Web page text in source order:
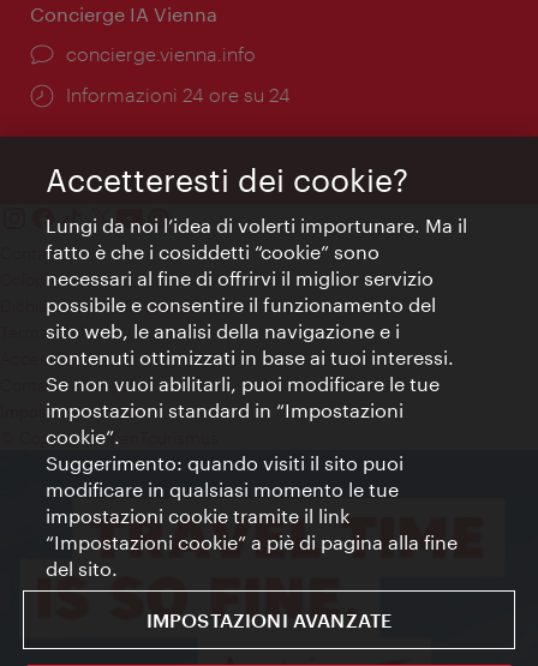
Concierge IA Vienna
Ort:
concierge.vienna.info
Öffnungszeiten:
Informazioni 24 ore su 24
Contatti
Colophon
Dichiarazione sulla protezione dei dati
Terms of Use
Accessibilità
Contatto stampa
Impostazioni cookie
© Copyright WienTourismus
Accetteresti dei cookie?
Lungi da noi l’idea di volerti importunare. Ma il
fatto è che i cosiddetti “cookie” sono
necessari al fine di offrirvi il miglior servizio
possibile e consentire il funzionamento del
sito web, le analisi della navigazione e i
contenuti ottimizzati in base ai tuoi interessi.
Se non vuoi abilitarli, puoi modificare le tue
impostazioni standard in “Impostazioni
cookie”.
Suggerimento: quando visiti il sito puoi
modificare in qualsiasi momento le tue
impostazioni cookie tramite il link
“Impostazioni cookie” a piè di pagina alla fine
del sito.
IMPOSTAZIONI AVANZATE